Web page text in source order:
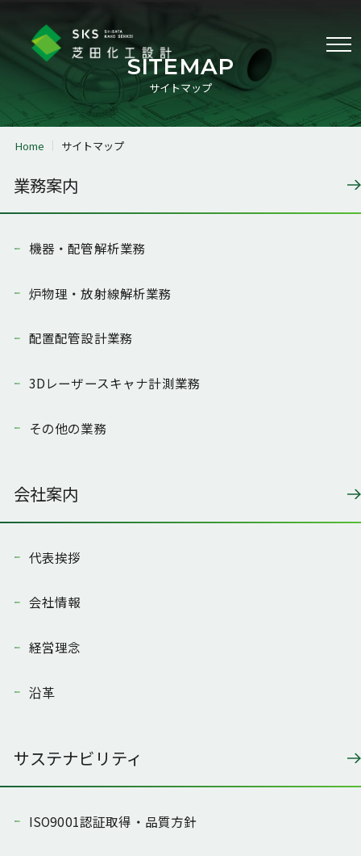
業務案内
配置配管設計業務
その他の業務
会社案内
代表挨拶
サステナビリティ
ISO9001認証取得・品質方針
SDGsへの取り組み
Menu
SITEMAP
サイトマップ
Home サイトマップ
業務案内
機器・配管解析業務
炉物理・放射線解析業務
配置配管設計業務
3Dレーザースキャナ計測業務
その他の業務
会社案内
代表挨拶
会社情報
経営理念
沿革
サステナビリティ
ISO9001認証取得・品質方針